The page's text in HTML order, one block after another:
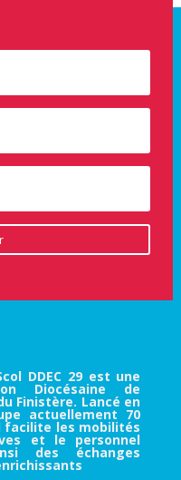
DDEC 29 est une
Diocésaine de
Finistère. Lancé en
actuellement 70
facilite les mobilités
et le personnel
des échanges